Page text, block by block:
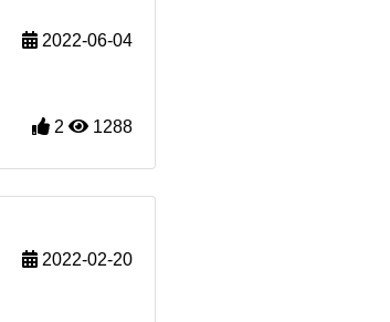
2022-06-04
2 1288
2022-02-20